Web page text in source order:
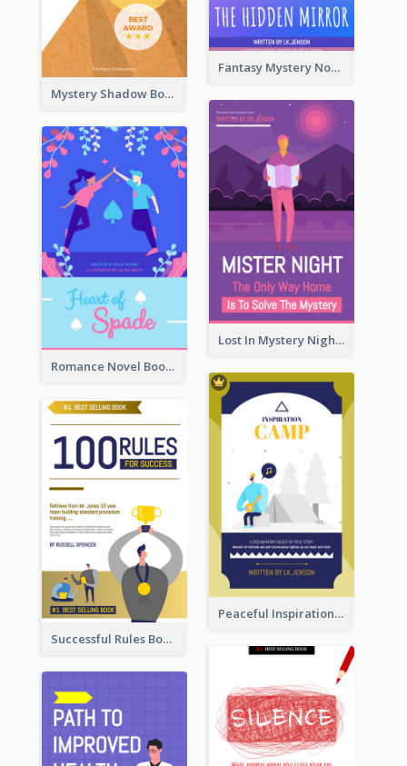
Fantasy Mystery Novel Book Cover
Mystery Shadow Book Cover
Lost In Mystery Night Book Cover
Romance Novel Book Cover
Peaceful Inspirational Camping Book Cover
Successful Rules Book Cover Design